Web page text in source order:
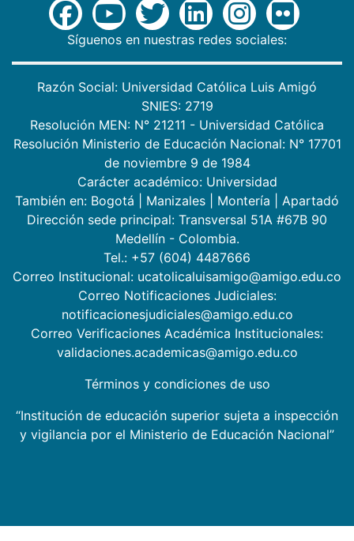
Síguenos en nuestras redes sociales:
Razón Social: Universidad Católica Luis Amigó
SNIES: 2719
Resolución MEN: N° 21211 - Universidad Católica
Resolución Ministerio de Educación Nacional: N° 17701
de noviembre 9 de 1984
Carácter académico: Universidad
También en: Bogotá Manizales Montería
Apartadó
Dirección sede principal: Transversal 51A #67B 90
Medellín - Colombia.
Tel.: +57 (604) 4487666
Correo Institucional: ucatolicaluisamigo@amigo.edu.co
Correo Notificaciones Judiciales:
notificacionesjudiciales@amigo.edu.co
Correo Verificaciones Académica Institucionales:
validaciones.academicas@amigo.edu.co
Términos y condiciones de uso
“Institución de educación superior sujeta a inspección
y vigilancia por el Ministerio de Educación Nacional”